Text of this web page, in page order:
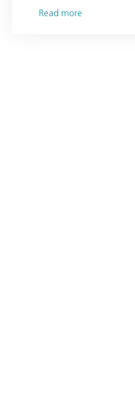
living space with its open
Read more